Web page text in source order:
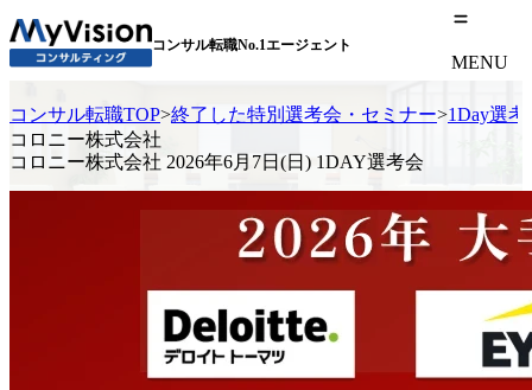
コンサル転職No.1エージェント
MENU
コンサル転職TOP>終了した特別選考会・セミナー>1Day選考
コロニー株式会社
コロニー株式会社 2026年6月7日(日) 1DAY選考会